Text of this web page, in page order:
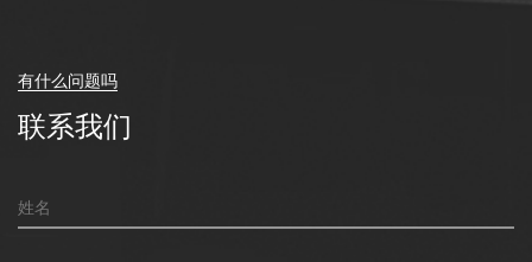
有什么问题吗
联系我们